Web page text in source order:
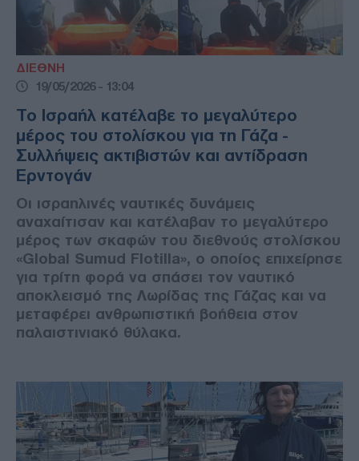
ΔΙΕΘΝΗ
19/05/2026 - 13:04
Το Ισραήλ κατέλαβε το μεγαλύτερο
μέρος του στολίσκου για τη Γάζα -
Συλλήψεις ακτιβιστών και αντίδραση
Ερντογάν
Οι ισραηλινές ναυτικές δυνάμεις
αναχαίτισαν και κατέλαβαν το μεγαλύτερο
μέρος των σκαφών του διεθνούς στολίσκου
«Global Sumud Flotilla», ο οποίος επιχείρησε
για τρίτη φορά να σπάσει τον ναυτικό
αποκλεισμό της Λωρίδας της Γάζας και να
μεταφέρει ανθρωπιστική βοήθεια στον
παλαιστινιακό θύλακα.